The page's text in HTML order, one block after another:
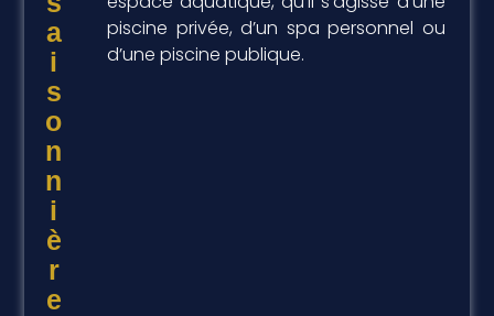
a
i
s
o
n
n
i
è
r
e
piscine privée, d’un spa personnel ou
d’une piscine publique.